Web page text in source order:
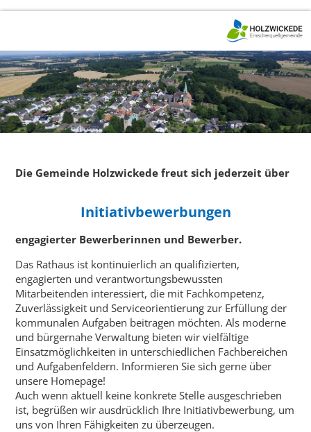
Die Gemeinde Holzwickede freut sich jederzeit über
Initiativbewerbungen
engagierter Bewerberinnen und Bewerber.
Das Rathaus ist kontinuierlich an qualifizierten,
engagierten und verantwortungsbewussten
Mitarbeitenden interessiert, die mit Fachkompetenz,
Zuverlässigkeit und Serviceorientierung zur Erfüllung der
kommunalen Aufgaben beitragen möchten. Als moderne
und bürgernahe Verwaltung bieten wir vielfältige
Einsatzmöglichkeiten in unterschiedlichen Fachbereichen
und Aufgabenfeldern. Informieren Sie sich gerne über
unsere Homepage!
Auch wenn aktuell keine konkrete Stelle ausgeschrieben
ist, begrüßen wir ausdrücklich Ihre Initiativbewerbung, um
uns von Ihren Fähigkeiten zu überzeugen.